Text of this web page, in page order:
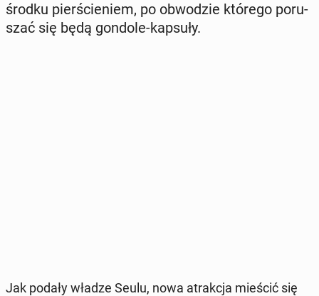
środku pier­ście­niem, po ob­wo­dzie którego po­ru­
szać się będą gondole-kapsuły.
Jak podały władze Seulu, nowa atrak­cja mieścić się